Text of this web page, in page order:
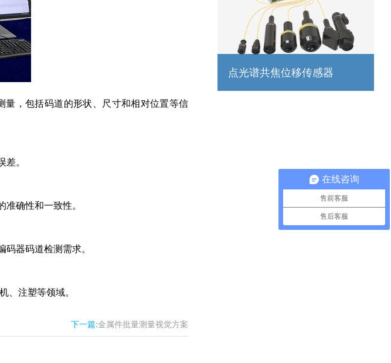
量，包括码道的形状、尺寸和相对位置等信
。
确性和一致性。
器码道检测需求。
、注塑等领域。
下一篇:金属件批量测量视觉方案
点光谱共焦位移传感器
在线咨询
售前客服
售后客服